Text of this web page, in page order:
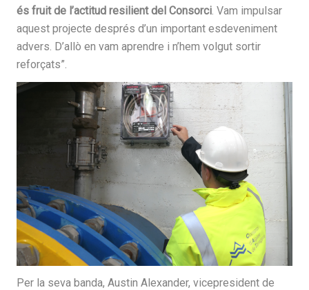
és fruit de l’actitud resilient del Consorci. Vam impulsar
aquest projecte després d’un important esdeveniment
advers. D’allò en vam aprendre i n’hem volgut sortir
reforçats”.
Per la seva banda, Austin Alexander, vicepresident de